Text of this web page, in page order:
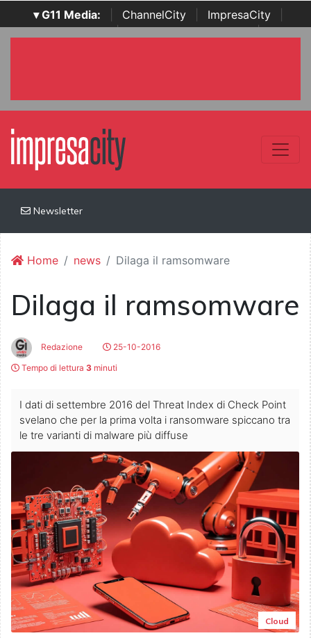
▾ G11 Media: ChannelCity ImpresaCity
SecurityOpenLab | Italian Channel Awards | Italian
Newsletter
Home news Dilaga il ramsomware
Dilaga il ramsomware
Redazione
25-10-2016
Tempo di lettura 3 minuti
I dati di settembre 2016 del Threat Index di Check Point
svelano che per la prima volta i ransomware spiccano tra
le tre varianti di malware più diffuse
Cloud